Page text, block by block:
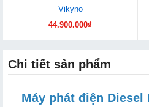
Vikyno
44.900.000₫
Chi tiết sản phẩm
Máy phát điện Diesel